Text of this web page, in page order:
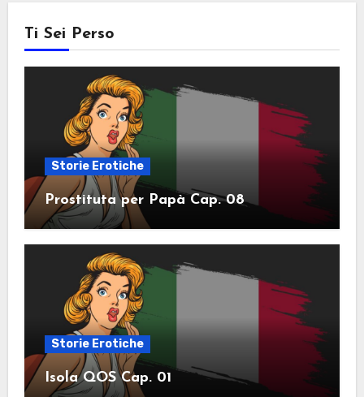
Ti Sei Perso
Storie Erotiche
Prostituta per Papà Cap. 08
Storie Erotiche
Isola QOS Cap. 01